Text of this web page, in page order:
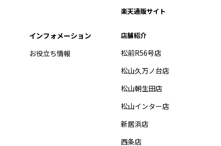
楽天通販サイト
インフォメーション
お役立ち情報
店舗紹介
松前R56号店
松山久万ノ台店
松山朝生田店
松山インター店
新居浜店
西条店